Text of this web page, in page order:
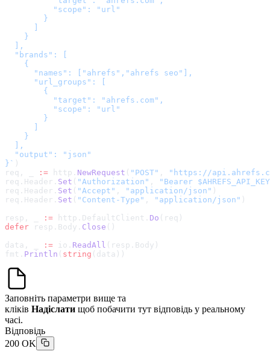
          "scope": "url"
        }
    }
  ],
  "brands": [
    {
      "names": ["ahrefs","ahrefs seo"],
      "url_groups": [
        {
          "target": "ahrefs.com",
          "scope": "url"
        }
    }
  ],
  "output": "json"
} ` )
req, _
:= http. NewRequest ( "POST" , " https://
req.Header. Set ( "Authorization" ,
"Bearer
req.Header. Set ( "Accept" , "application/json" )
req.Header. Set ( "Content-Type" , "application/json" )
resp, _
:= http.DefaultClient. Do (req)
defer resp.Body. Close ()
data, _
:= io. ReadAll (resp.Body)
fmt. Println ( string (data))
Заповніть параметри вище та
кліків Надіслати щоб побачити тут відповідь у реальному
часі.
Відповідь
200 OK